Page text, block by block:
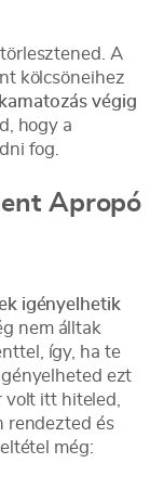
A
kölcsöneihez
végig
hogy a
fog.
Apropó
igényelhetik
nem álltak
így, ha te
ezt
itt hiteled,
rendezted és
még: